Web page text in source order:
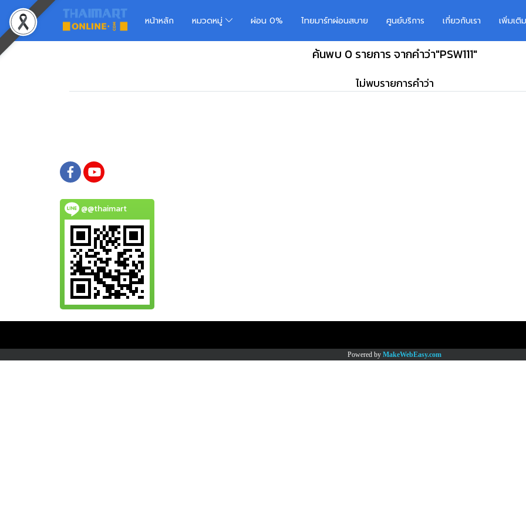
หน้าหลัก หมวดหมู่ ผ่อน 0% ไทยมาร์ทผ่อนสบาย ศูนย์บริการ เกี่ยวกับเรา เพิ่มเ
ค้นพบ 0 รายการ จากคำว่า"PSW111"
ไม่พบรายการคำว่า
@@thaimart
Powered by MakeWebEasy.com